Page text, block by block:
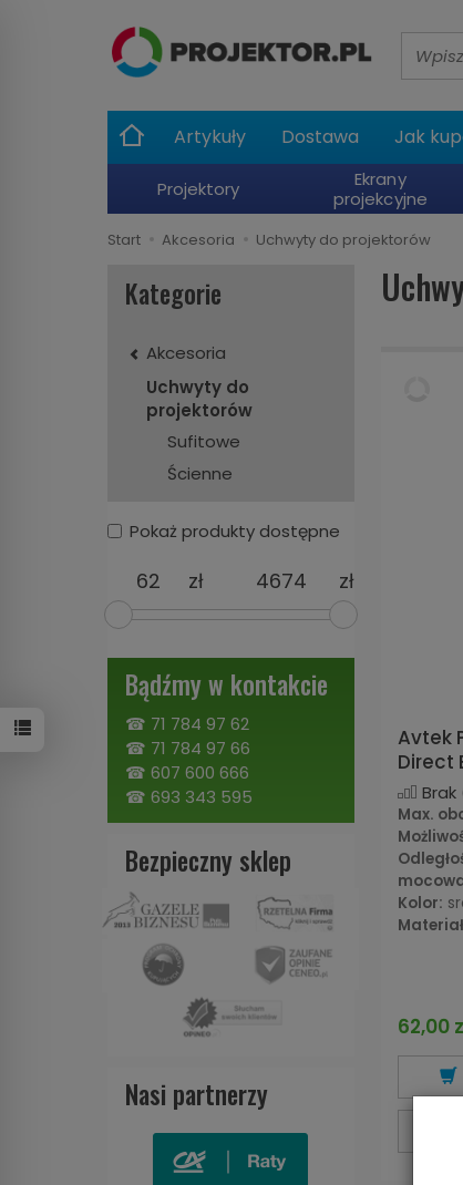
Artykuły Dostawa Jak
Projektory
Ekrany
projekcyjne
Start Akcesoria Uchwyty do projektorów
Avtek
Direct
Brak
Max.
Kolor:
62,00
Kategorie
Akcesoria
Uchwyty do
projektorów
Sufitowe
Ścienne
Pokaż produkty dostępne
zł zł
Bądźmy w kontakcie
☎ 71 784 97 62
☎ 71 784 97 66
☎ 607 600 666
☎ 693 343 595
Bezpieczny sklep
Nasi partnerzy